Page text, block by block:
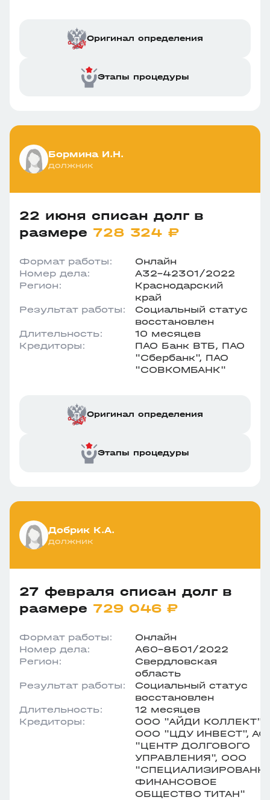
Оригинал определения
Этапы процедуры
Бормина И.Н.
должник
22 июня списан долг в
размере 728 324 ₽
Формат работы:
Онлайн
Номер дела:
А32-42301/2022
Регион:
Краснодарский
край
Результат работы:
Социальный статус
восстановлен
Длительность:
10 месяцев
Кредиторы:
ПАО Банк ВТБ, ПАО
"Сбербанк", ПАО
"СОВКОМБАНК"
Оригинал определения
Этапы процедуры
Добрик К.А.
должник
27 февраля списан долг в
размере 729 046 ₽
Формат работы:
Онлайн
Номер дела:
А60-8501/2022
Регион:
Свердловская
область
Результат работы:
Социальный статус
восстановлен
Длительность:
12 месяцев
Кредиторы:
ООО "АЙДИ КОЛЛЕКТ",
ООО "ЦДУ ИНВЕСТ", АО
"ЦЕНТР ДОЛГОВОГО
УПРАВЛЕНИЯ", ООО
ФИНАНСОВОЕ
ОБЩЕСТВО ТИТАН"